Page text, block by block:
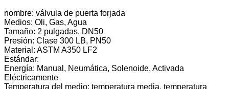
nombre: válvula de puerta forjada
Medios: Oli, Gas, Agua
Tamaño: 2 pulgadas, DN50
Presión: Clase 300 LB, PN50
Material: ASTM A350 LF2
Estándar:
Energía: Manual, Neumática, Solenoide, Activada
Eléctricamente
Temperatura del medio: temperatura media, temperatura